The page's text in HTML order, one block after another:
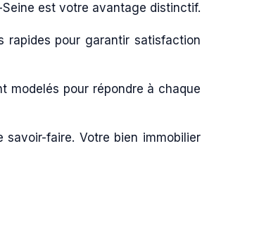
est votre avantage distinctif.
rapides pour garantir satisfaction
modelés pour répondre à chaque
faire. Votre bien immobilier